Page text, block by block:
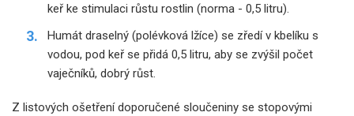
keř ke stimulaci růstu rostlin (norma - 0,5 litru).
Humát draselný (polévková lžíce) se zředí v kbelíku s
vodou, pod keř se přidá 0,5 litru, aby se zvýšil počet
vaječníků, dobrý růst.
Z listových ošetření doporučené sloučeniny se stopovými